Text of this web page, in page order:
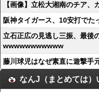
【画像】立松大湘南のチア、
阪神タイガース、10安打でた
立石正広の見逃し三振、最後
wwwwwwwwwww
藤川球児はなぜ素直に遊撃手
なんJ（まとめては）